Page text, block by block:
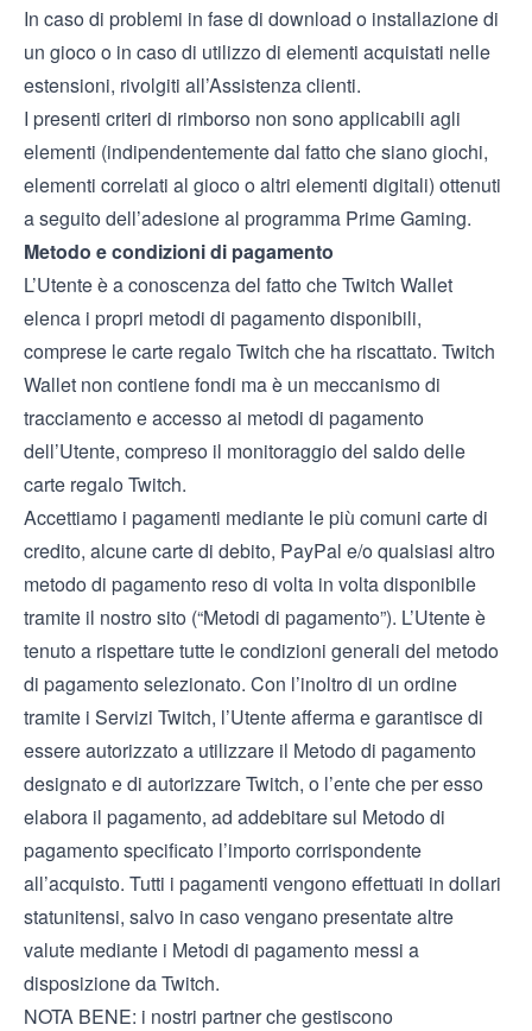
In caso di problemi in fase di download o installazione di
un gioco o in caso di utilizzo di elementi acquistati nelle
estensioni, rivolgiti all’Assistenza clienti.
I presenti criteri di rimborso non sono applicabili agli
elementi (indipendentemente dal fatto che siano giochi,
elementi correlati al gioco o altri elementi digitali) ottenuti
a seguito dell’adesione al programma Prime Gaming.
Metodo e condizioni di pagamento
L’Utente è a conoscenza del fatto che Twitch Wallet
elenca i propri metodi di pagamento disponibili,
comprese le carte regalo Twitch che ha riscattato. Twitch
Wallet non contiene fondi ma è un meccanismo di
tracciamento e accesso ai metodi di pagamento
dell’Utente, compreso il monitoraggio del saldo delle
carte regalo Twitch.
Accettiamo i pagamenti mediante le più comuni carte di
credito, alcune carte di debito, PayPal e/o qualsiasi altro
metodo di pagamento reso di volta in volta disponibile
tramite il nostro sito (“Metodi di pagamento”). L’Utente è
tenuto a rispettare tutte le condizioni generali del metodo
di pagamento selezionato. Con l’inoltro di un ordine
tramite i Servizi Twitch, l’Utente afferma e garantisce di
essere autorizzato a utilizzare il Metodo di pagamento
designato e di autorizzare Twitch, o l’ente che per esso
elabora il pagamento, ad addebitare sul Metodo di
pagamento specificato l’importo corrispondente
all’acquisto. Tutti i pagamenti vengono effettuati in dollari
statunitensi, salvo in caso vengano presentate altre
valute mediante i Metodi di pagamento messi a
disposizione da Twitch.
NOTA BENE: i nostri partner che gestiscono